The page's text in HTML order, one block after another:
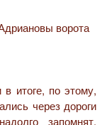
итоге, по этому,
через дороги
запомнят,